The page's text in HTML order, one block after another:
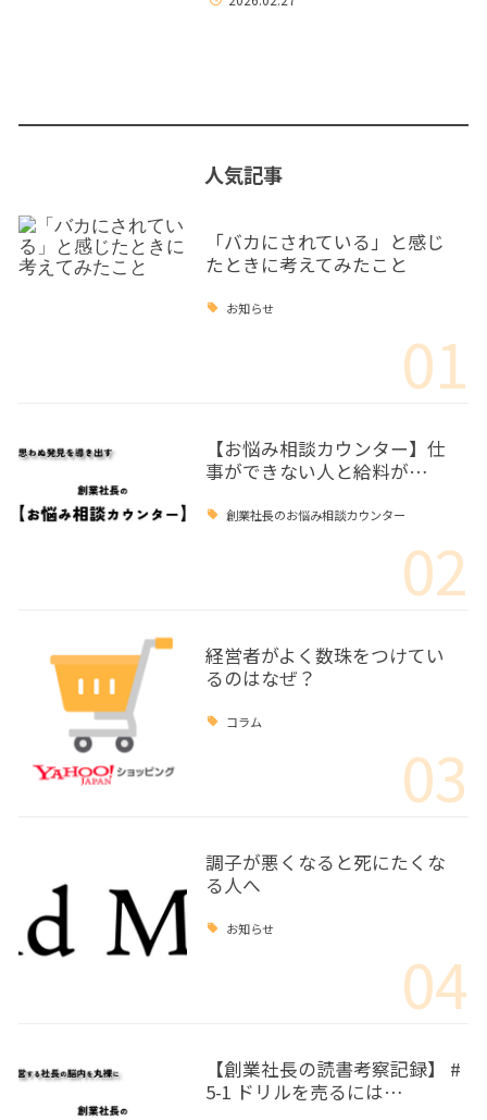
人気記事
「バカにされている」と感じ
たときに考えてみたこと
お知らせ
01
【お悩み相談カウンター】仕
事ができない人と給料が…
創業社長のお悩み相談カウンター
02
経営者がよく数珠をつけてい
るのはなぜ？
コラム
03
調子が悪くなると死にたくな
る人へ
お知らせ
04
【創業社長の読書考察記録】 #
5-1 ドリルを売るには…